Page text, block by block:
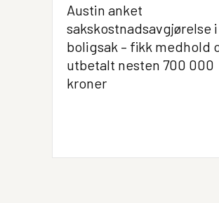
Austin anket
sakskostnadsavgjørelse i
boligsak – fikk medhold
utbetalt nesten 700 000
kroner